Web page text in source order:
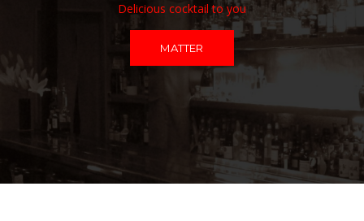
Delicious cocktail to you
MATTER